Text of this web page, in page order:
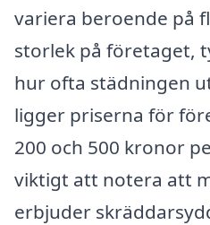
variera beroende på
storlek på företaget,
hur ofta städningen
ligger priserna för
200 och 500 kronor
viktigt att notera att
erbjuder